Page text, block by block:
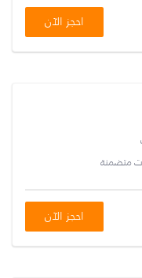
احجز الآن
متضمنة
احجز الآن